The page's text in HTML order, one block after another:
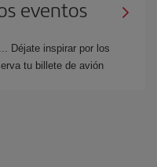
eventos
Déjate inspirar por los
tu billete de avión